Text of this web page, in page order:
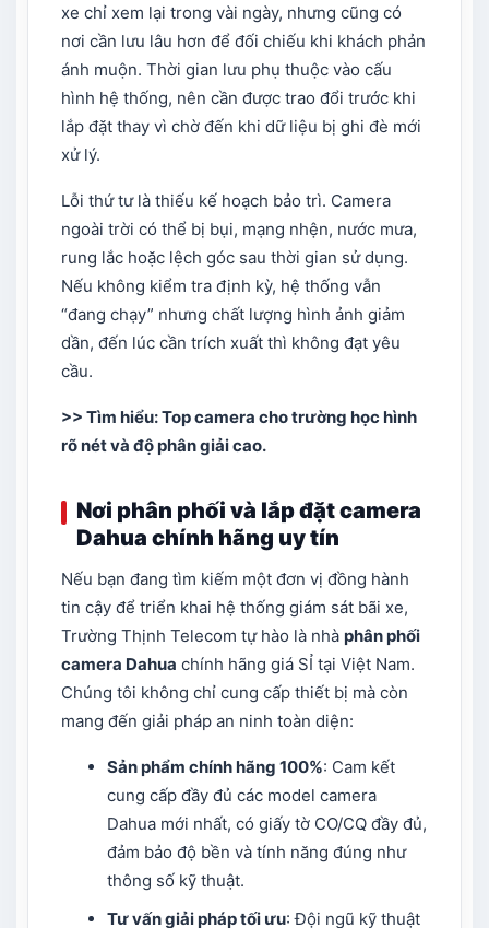
xe chỉ xem lại trong vài ngày, nhưng cũng có
nơi cần lưu lâu hơn để đối chiếu khi khách phản
ánh muộn. Thời gian lưu phụ thuộc vào cấu
hình hệ thống, nên cần được trao đổi trước khi
lắp đặt thay vì chờ đến khi dữ liệu bị ghi đè mới
xử lý.
Lỗi thứ tư là thiếu kế hoạch bảo trì. Camera
ngoài trời có thể bị bụi, mạng nhện, nước mưa,
rung lắc hoặc lệch góc sau thời gian sử dụng.
Nếu không kiểm tra định kỳ, hệ thống vẫn
“đang chạy” nhưng chất lượng hình ảnh giảm
dần, đến lúc cần trích xuất thì không đạt yêu
cầu.
>> Tìm hiểu:Top camera cho trường học hình
rõ nét và độ phân giải cao.
Nơi phân phối và lắp đặt camera
Dahua chính hãng uy tín
Nếu bạn đang tìm kiếm một đơn vị đồng hành
tin cậy để triển khai hệ thống giám sát bãi xe,
Trường Thịnh Telecom tự hào là nhà phân phối
camera Dahua chính hãng giá SỈ tại Việt Nam.
Chúng tôi không chỉ cung cấp thiết bị mà còn
mang đến giải pháp an ninh toàn diện:
Sản phẩm chính hãng 100%: Cam kết
cung cấp đầy đủ các model camera
Dahua mới nhất, có giấy tờ CO/CQ đầy đủ,
đảm bảo độ bền và tính năng đúng như
thông số kỹ thuật.
Tư vấn giải pháp tối ưu: Đội ngũ kỹ thuật